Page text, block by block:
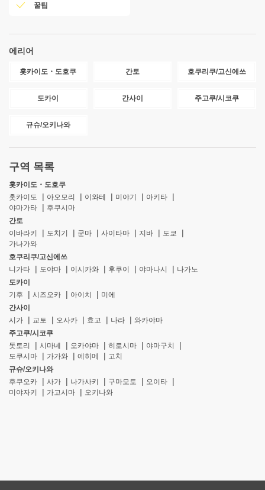
꿀팁
에리어
홋카이도・도호쿠 간토 호쿠리쿠/고신에쓰
도카이 간사이 주고쿠/시코쿠
규슈/오키나와
구역 목록
홋카이도・도호쿠
홋카이도
아오모리 이와테 미야기
아키타
야마가타
후쿠시마
간토
이바라키
도치기 군마 사이타마 지바
도쿄
가나가와
호쿠리쿠/고신에쓰
니가타
도야마 이시카와 후쿠이 야마나시
나가노
도카이
기후
시즈오카 아이치
미에
간사이
시가
교토 오사카 효고 나라
와카야마
주고쿠/시코쿠
돗토리
시마네 오카야마 히로시마
야마구치
도쿠시마
가가와 에히메
고치
규슈/오키나와
후쿠오카
사가 나가사키 구마모토
오이타
미야자키
가고시마 오키나와